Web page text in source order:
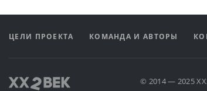
ЦЕЛИ ПРОЕКТА КОМАНДА И АВТОРЫ
© 2014 — 2025